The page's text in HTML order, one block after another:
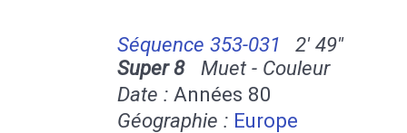
Séquence 353-031
2' 49''
Super 8Muet - Couleur
Date : Années 80
Géographie : Europe